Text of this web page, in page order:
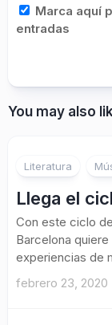
Marca aquí
entradas
You may also
Literatura
Llega el
Con este ciclo
Barcelona
experiencias de
febrero 23, 2020